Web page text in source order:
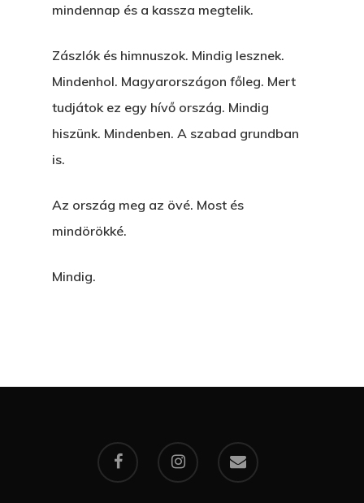
mindennap és a kassza megtelik.
Zászlók és himnuszok. Mindig lesznek.
Mindenhol. Magyarországon főleg. Mert
tudjátok ez egy hívő ország. Mindig
hiszünk. Mindenben. A szabad grundban
is.
Az ország meg az övé. Most és
mindörökké.
Mindig.